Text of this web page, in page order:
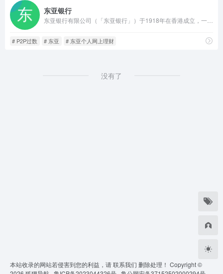
东亚银行
# P2P过数 # 东亚 # 东亚个人网上理财
没有了
本站收录的网站若侵害到您的利益，请联系我们 删除处理！ Copyright ©